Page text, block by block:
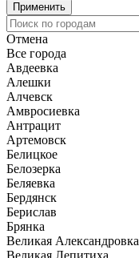
Применить
Отмена
Все города
Авдеевка
Алешки
Алчевск
Амвросиевка
Антрацит
Артемовск
Белицкое
Белозерка
Беляевка
Бердянск
Берислав
Брянка
Великая Александровка
Великая Лепитиха